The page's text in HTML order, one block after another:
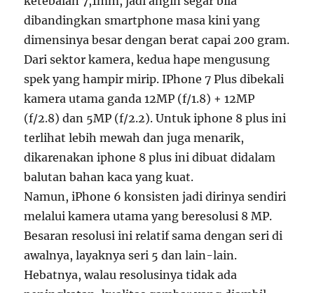
dibandingkan smartphone masa kini yang
dimensinya besar dengan berat capai 200 gram.
Dari sektor kamera, kedua hape mengusung
spek yang hampir mirip. IPhone 7 Plus dibekali
kamera utama ganda 12MP (f/1.8) + 12MP
(f/2.8) dan 5MP (f/2.2). Untuk iphone 8 plus ini
terlihat lebih mewah dan juga menarik,
dikarenakan iphone 8 plus ini dibuat didalam
balutan bahan kaca yang kuat.
Namun, iPhone 6 konsisten jadi dirinya sendiri
melalui kamera utama yang beresolusi 8 MP.
Besaran resolusi ini relatif sama dengan seri di
awalnya, layaknya seri 5 dan lain-lain.
Hebatnya, walau resolusinya tidak ada